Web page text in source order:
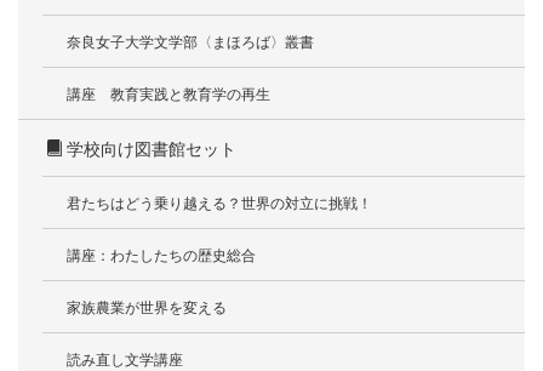
奈良女子大学文学部〈まほろば〉叢書
講座 教育実践と教育学の再生
学校向け図書館セット
君たちはどう乗り越える？世界の対立に挑戦！
講座：わたしたちの歴史総合
家族農業が世界を変える
読み直し文学講座